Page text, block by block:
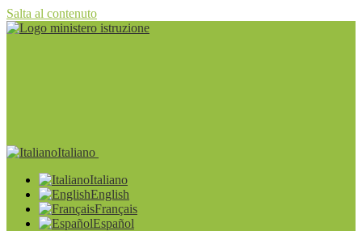
Salta al contenuto
Italiano
Italiano
English
Français
Español